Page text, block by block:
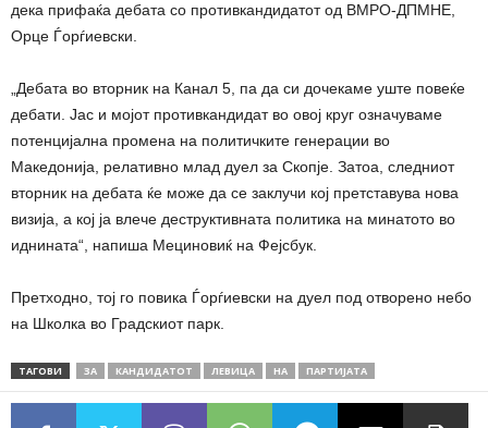
дека прифаќа дебата со противкандидатот од ВМРО-ДПМНЕ,
Орце Ѓорѓиевски.
„Дебата во вторник на Канал 5, па да си дочекаме уште повеќе
дебати. Јас и мојот противкандидат во овој круг означуваме
потенцијална промена на политичките генерации во
Македонија, релативно млад дуел за Скопје. Затоа, следниот
вторник на дебата ќе може да се заклучи кој претставува нова
визија, a кој ја влече деструктивната политика на минатото во
иднината“, напиша Мециновиќ на Фејсбук.
Претходно, тој го повика Ѓорѓиевски на дуел под отворено небо
на Школка во Градскиот парк.
ТАГОВИ ЗА КАНДИДАТОТ ЛЕВИЦА НА ПАРТИЈАТА